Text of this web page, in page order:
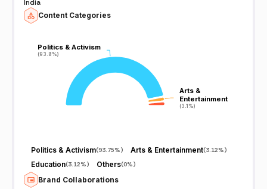
India
Content Categories
Politics & Activism
(93.8%)
Politics & Activism
(93.8%)
Arts &
Entertainment
(3.1%)
Arts &
Entertainment
(3.1%)
Politics & Activism(93.75%) Arts & Entertainment(3.12%)
Education(3.12%) Others(0%)
Brand Collaborations